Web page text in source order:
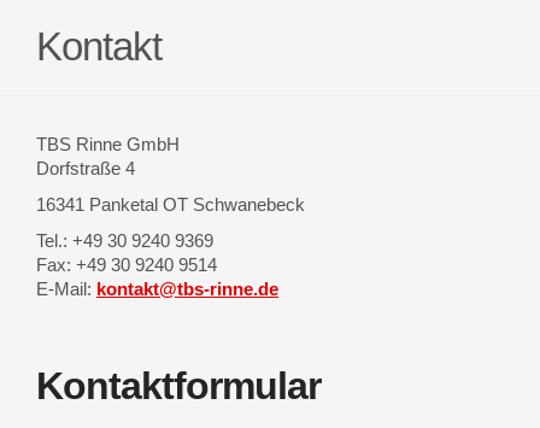
Kontakt
TBS Rinne GmbH
Dorfstraße 4
16341 Panketal OT Schwanebeck
Tel.: +49 30 9240 9369
Fax: +49 30 9240 9514
E-Mail: kontakt@tbs-rinne.de
Kontaktformular